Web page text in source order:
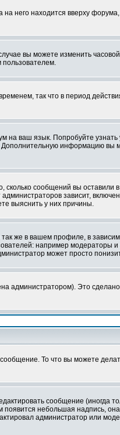
на него находится вверху
вы можете изменить
пользователем.
так что в период
на ваш язык. Попробуйте
информацию вы
сколько сообщений вы
зависит,
выяснить у них причины.
же в вашем профиле, в
например модераторы
может просто
администратором). Это
То что вы можете
сообщение (иногда
небольшая надпись,
администратор или